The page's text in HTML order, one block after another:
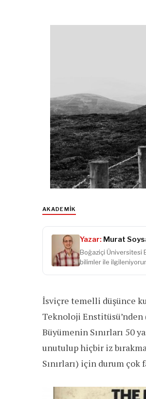
AKADEMIK
Yazar: Murat
Boğaziçi Üniversitesi
bilimler ile
İsviçre temelli düşünce
Teknoloji Enstitüsü’nden
Büyümenin Sınırları 50
unutulup hiçbir iz
Sınırları) için durum çok